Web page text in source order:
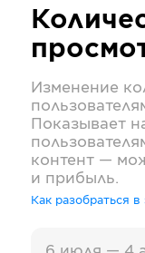
Изменение
Показывает
контент —
и прибыль.
Как разобраться